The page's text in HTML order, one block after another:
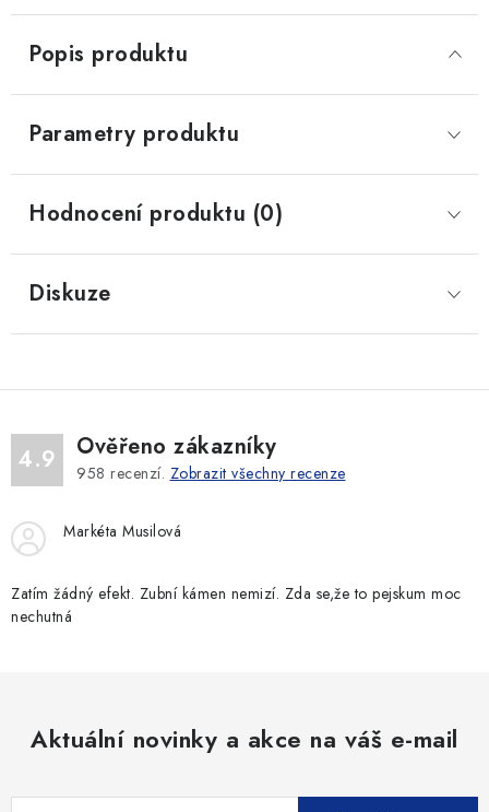
Popis produktu
Parametry produktu
Hodnocení produktu (0)
Diskuze
4.9 Ověřeno zákazníky
958 recenzí. Zobrazit všechny recenze
Markéta Musilová
Zatím žádný efekt. Zubní kámen nemizí. Zda se,že to pejskum moc
nechutná
Aktuální novinky a akce na váš e-mail